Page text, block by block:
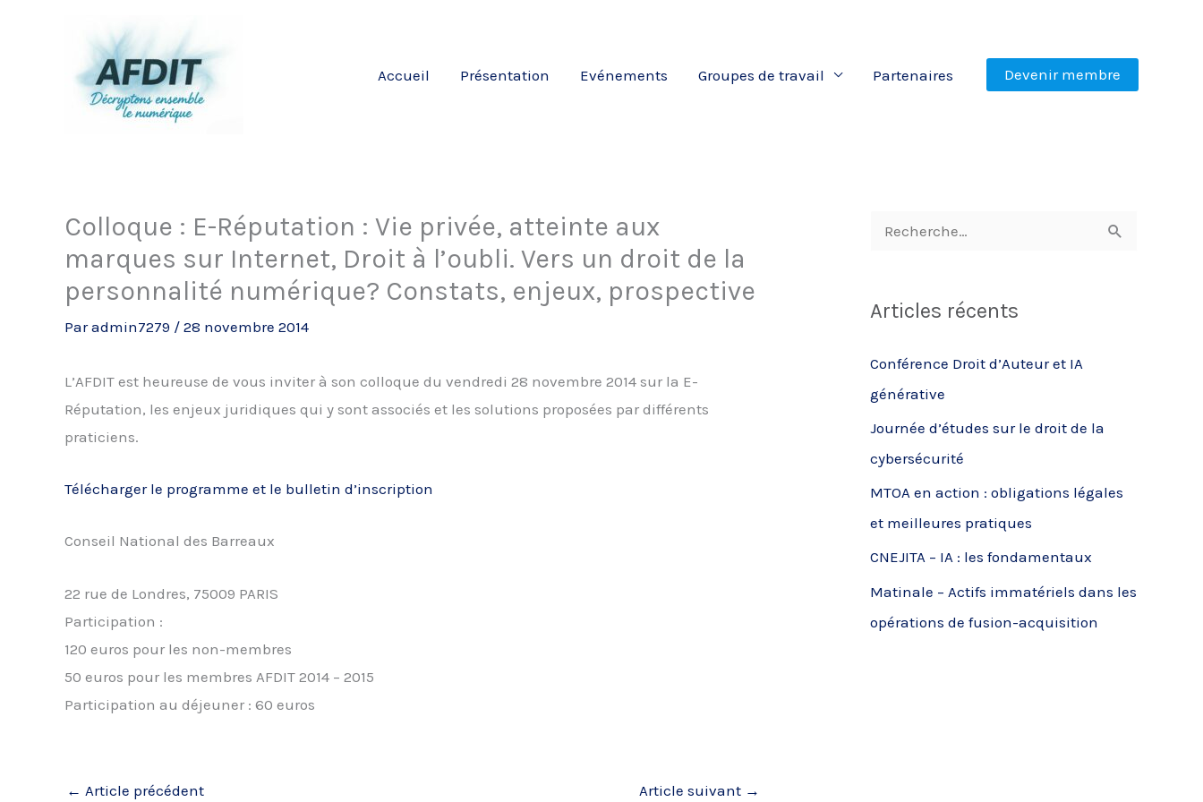
Accueil Présentation Evénements Groupes de travail Partenaires Devenir membre
Colloque : E-Réputation : Vie privée, atteinte aux
marques sur Internet, Droit à l’oubli. Vers un droit de la
personnalité numérique? Constats, enjeux, prospective
Paradmin7279 / 28 novembre 2014
L’AFDIT est heureuse de vous inviter à son colloque du vendredi 28 novembre 2014 sur la E-
Réputation, les enjeux juridiques qui y sont associés et les solutions proposées par différents
praticiens.
Télécharger le programme et le bulletin d’inscription
Conseil National des Barreaux
22 rue de Londres, 75009 PARIS
Participation :
120 euros pour les non-membres
50 euros pour les membres AFDIT 2014 – 2015
Participation au déjeuner : 60 euros
← Article précédent Article suivant →
h
c
h
e
r
:
Articles récents
Conférence Droit d’Auteur et IA
générative
Journée d’études sur le droit de la
cybersécurité
MTOA en action : obligations légales
et meilleures pratiques
CNEJITA – IA : les fondamentaux
Matinale – Actifs immatériels dans les
opérations de fusion-acquisition